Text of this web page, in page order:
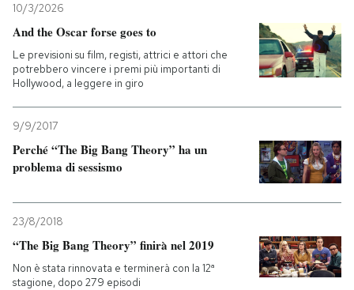
10/3/2026
And the Oscar forse goes to
Le previsioni su film, registi, attrici e attori che
potrebbero vincere i premi più importanti di
Hollywood, a leggere in giro
9/9/2017
Perché “The Big Bang Theory” ha un
problema di sessismo
23/8/2018
“The Big Bang Theory” finirà nel 2019
Non è stata rinnovata e terminerà con la 12ª
stagione, dopo 279 episodi